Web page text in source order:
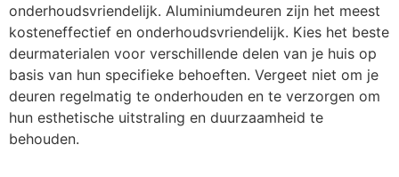
onderhoudsvriendelijk. Aluminiumdeuren zijn het meest
kosteneffectief en onderhoudsvriendelijk. Kies het beste
deurmaterialen voor verschillende delen van je huis op
basis van hun specifieke behoeften. Vergeet niet om je
deuren regelmatig te onderhouden en te verzorgen om
hun esthetische uitstraling en duurzaamheid te
behouden.